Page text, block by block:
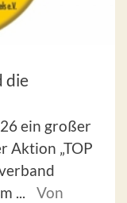
die
ein großer
Aktion „TOP
...
Von